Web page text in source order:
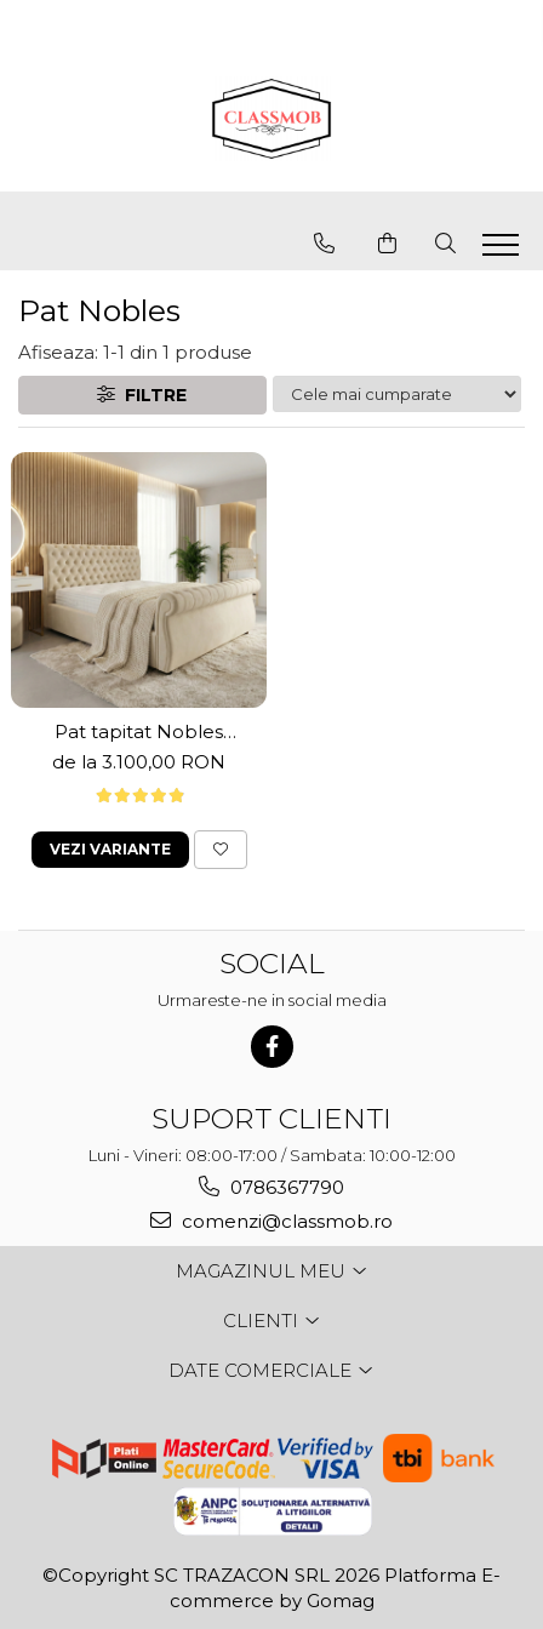
Pat Nobles
Afiseaza: 1-1 din 1 produse
FILTRE
Pat tapitat Nobles
,160x200cm,somiera
metalica rabatabila,spatiu
depozitare,bej nisip
de la 3.100,00 RON
VEZI VARIANTE
SOCIAL
Urmareste-ne in social media
SUPORT CLIENTI
Luni - Vineri: 08:00-17:00 / Sambata: 10:00-12:00
0786367790
comenzi@classmob.ro
MAGAZINUL MEU
CLIENTI
DATE COMERCIALE
©Copyright SC TRAZACON SRL 2026 Platforma E-
commerce by Gomag